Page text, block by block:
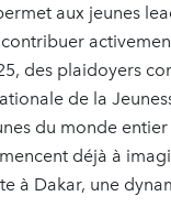
aux jeunes
des plaidoyers
de la
du monde
déjà à
à Dakar, une